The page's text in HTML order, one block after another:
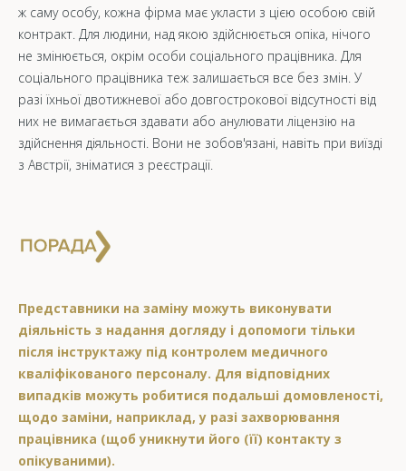
ж саму особу, кожна фірма має укласти з цією особою свій
контракт. Для людини, над якою здійснюється опіка, нічого
не змінюється, окрім особи соціального працівника. Для
соціального працівника теж залишається все без змін. У
разі їхньої двотижневої або довгострокової відсутності від
них не вимагається здавати або анулювати ліцензію на
здійснення діяльності. Вони не зобов'язані, навіть при виїзді
з Австрії, зніматися з реєстрації.
Представники на заміну можуть виконувати
діяльність з надання догляду і допомоги тільки
після інструктажу під контролем медичного
кваліфікованого персоналу. Для відповідних
випадків можуть робитися подальші домовленості,
щодо заміни, наприклад, у разі захворювання
працівника (щоб уникнути його (її) контакту з
опікуваними).